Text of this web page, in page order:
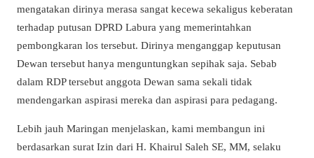
mengatakan dirinya merasa sangat kecewa sekaligus keberatan
terhadap putusan DPRD Labura yang memerintahkan
pembongkaran los tersebut. Dirinya menganggap keputusan
Dewan tersebut hanya menguntungkan sepihak saja. Sebab
dalam RDP tersebut anggota Dewan sama sekali tidak
mendengarkan aspirasi mereka dan aspirasi para pedagang.
Lebih jauh Maringan menjelaskan, kami membangun ini
berdasarkan surat Izin dari H. Khairul Saleh SE, MM, selaku